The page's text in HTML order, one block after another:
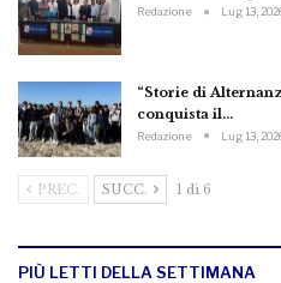
Redazione Lug 13,
“Storie di
conquista il…
Redazione Lug 13,
PREC. SUCC. 1 di 6
PIÙ LETTI DELLA SETTIMANA